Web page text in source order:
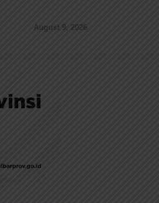
August 9, 2026